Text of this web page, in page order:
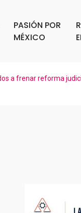
PASIÓN POR
MÉXICO
a frenar reforma